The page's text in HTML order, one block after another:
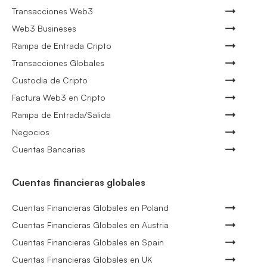
Transacciones Web3
Web3 Busineses
Rampa de Entrada Cripto
Transacciones Globales
Custodia de Cripto
Factura Web3 en Cripto
Rampa de Entrada/Salida
Negocios
Cuentas Bancarias
Cuentas financieras globales
Cuentas Financieras Globales en Poland
Cuentas Financieras Globales en Austria
Cuentas Financieras Globales en Spain
Cuentas Financieras Globales en UK